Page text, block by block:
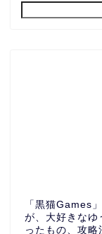
「黒猫Games
が、大好きなゆ
ったもの、攻